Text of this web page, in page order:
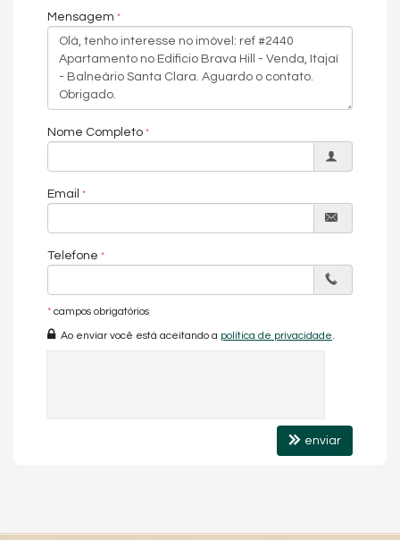
Mensagem
Nome Completo
Email
Telefone
* campos obrigatórios
Ao enviar você está aceitando a política de privacidade.
enviar